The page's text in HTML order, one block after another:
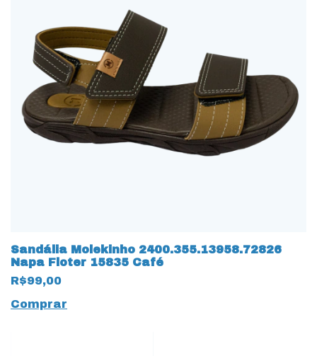
Sandália Molekinho 2400.355.13958.72826
Napa Floter 15835 Café
R$99,00
Comprar